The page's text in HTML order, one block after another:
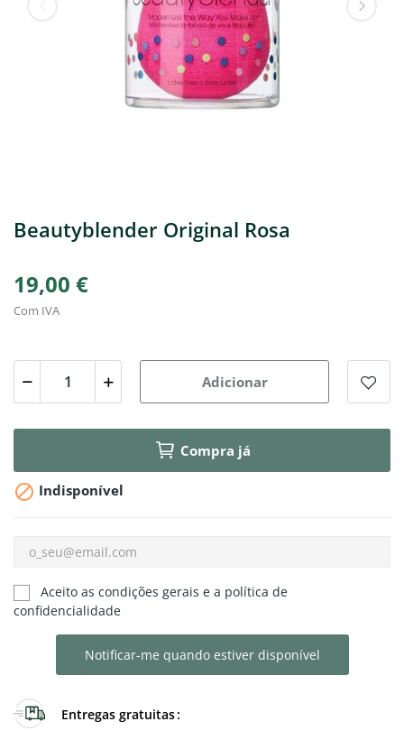
Beautyblender Original Rosa
19,00 €
Com IVA
Adicionar
Compra já
 Indisponível
Aceito as condições gerais e a política de
confidencialidade
Notificar-me quando estiver disponível
Entregas gratuitas